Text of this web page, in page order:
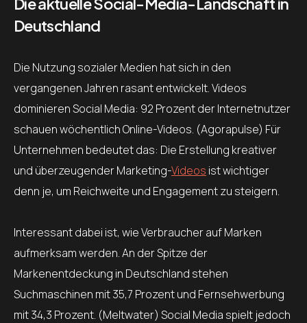
Deutschland
Die Nutzung sozialer Medien hat sich in den
vergangenen Jahren rasant entwickelt. Videos
dominieren Social Media: 92 Prozent der Internetnutzer
schauen wöchentlich Online-Videos. (Agorapulse) Für
Unternehmen bedeutet das: Die Erstellung kreativer
und überzeugender Marketing-Videos ist wichtiger
denn je, um Reichweite und Engagement zu steigern.
Interessant dabei ist, wie Verbraucher auf Marken
aufmerksam werden. An der Spitze der
Markenentdeckung in Deutschland stehen
Suchmaschinen mit 35,7 Prozent und Fernsehwerbung
mit 34,3 Prozent. (Meltwater) Social Media spielt jedoch